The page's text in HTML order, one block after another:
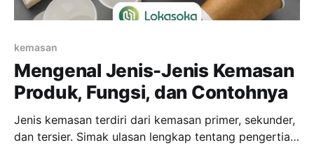
kemasan
Mengenal Jenis-Jenis Kemasan
Produk, Fungsi, dan Contohnya
Jenis kemasan terdiri dari kemasan primer, sekunder,
dan tersier. Simak ulasan lengkap tentang pengertian,